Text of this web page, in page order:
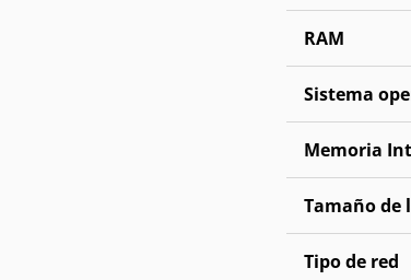
RAM
Sistema
Memoria
Tamaño de
Tipo de red